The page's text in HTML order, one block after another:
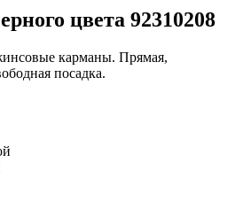
цвета 92310208
карманы. Прямая,
посадка.